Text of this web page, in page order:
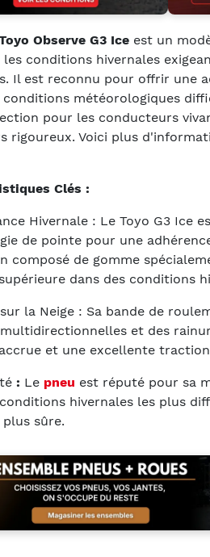
Observe G3 Ice est un
conditions hivernales
Il est reconnu pour offrir une
conditions météorologiques
pour les conducteurs
rigoureux. Voici plus
Clés :
Hivernale : Le Toyo G3 Ice
de pointe pour une
composé de gomme
dans des conditions
la Neige : Sa bande de
et des
et une excellente
: Le pneu est réputé pour sa
hivernales les plus
sûre.